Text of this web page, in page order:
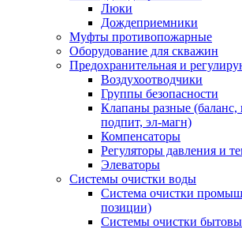
Люки
Дождеприемники
Муфты противопожарные
Оборудование для скважин
Предохранительная и
Воздухоотводчики
Группы безопасности
Клапаны разные (баланс,
подпит, эл-магн)
Компенсаторы
Регуляторы давления и
Элеваторы
Системы очистки воды
Система очистки
позиции)
Системы очистки